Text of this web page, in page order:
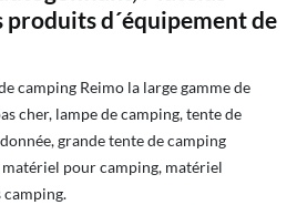
d´équipement de
camping Reimo la large gamme de
cher, lampe de camping, tente de
grande tente de camping
pour camping, matériel
camping.